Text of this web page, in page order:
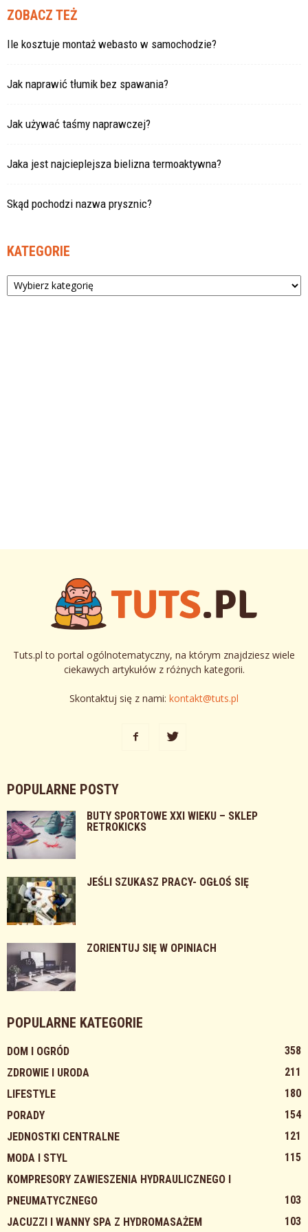
ZOBACZ TEŻ
Ile kosztuje montaż webasto w samochodzie?
Jak naprawić tłumik bez spawania?
Jak używać taśmy naprawczej?
Jaka jest najcieplejsza bielizna termoaktywna?
Skąd pochodzi nazwa prysznic?
KATEGORIE
Kategorie
Tuts.pl to portal ogólnotematyczny, na którym znajdziesz wiele
ciekawych artykułów z różnych kategorii.
Skontaktuj się z nami: kontakt@tuts.pl
POPULARNE POSTY
BUTY SPORTOWE XXI WIEKU – SKLEP
RETROKICKS
JEŚLI SZUKASZ PRACY- OGŁOŚ SIĘ
ZORIENTUJ SIĘ W OPINIACH
POPULARNE KATEGORIE
DOM I OGRÓD
358
ZDROWIE I URODA
211
LIFESTYLE
180
PORADY
154
JEDNOSTKI CENTRALNE
121
MODA I STYL
115
KOMPRESORY ZAWIESZENIA HYDRAULICZNEGO I
PNEUMATYCZNEGO
103
JACUZZI I WANNY SPA Z HYDROMASAŻEM
103